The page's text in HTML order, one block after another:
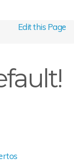
Edit this Page